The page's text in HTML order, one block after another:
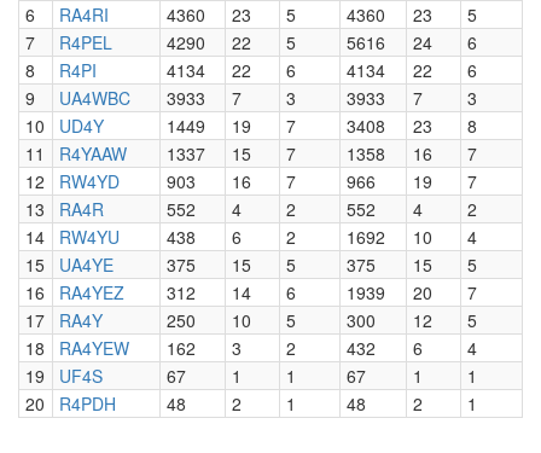
6
RA4RI 4360 23 5 4360 23
5
7
R4PEL 4290 22 5 5616 24
6
8
R4PI 4134 22 6 4134 22
6
9
UA4WBC 3933 7 3 3933 7
3
10
UD4Y 1449 19 7 3408 23
8
11
R4YAAW 1337 15 7 1358 16
7
12
RW4YD 903 16 7 966 19
7
13
RA4R 552 4 2 552 4
2
14
RW4YU 438 6 2 1692 10
4
15
UA4YE 375 15 5 375 15
5
16
RA4YEZ 312 14 6 1939 20
7
17
RA4Y 250 10 5 300 12
5
18
RA4YEW 162 3 2 432 6
4
19
UF4S 67 1 1 67 1
1
20
R4PDH 48 2 1 48 2 1